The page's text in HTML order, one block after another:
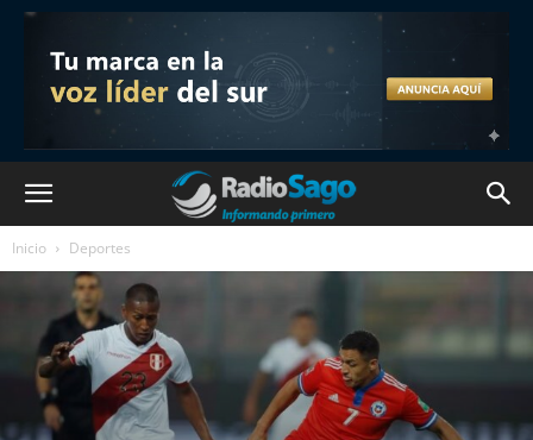
Inicio Deportes